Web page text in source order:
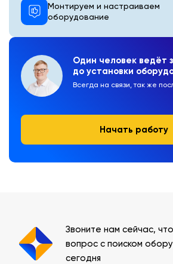
Один человек ведёт
до установки
Всегда на связи, так же
Начать работу
Монтируем и настраиваем
оборудование
Звоните нам сейчас,
вопрос с поиском
сегодня